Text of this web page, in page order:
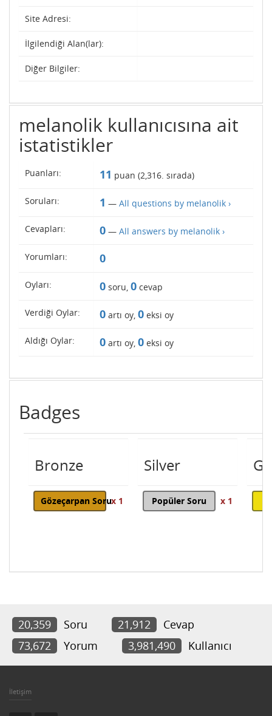
Site Adresi:
İlgilendiği Alan(lar):
Diğer Bilgiler:
melanolik kullanıcısına ait
istatistikler
Puanları: 11 puan (2,316. sırada)
Soruları: 1 — All questions by melanolik ›
Cevapları: 0 — All answers by melanolik ›
Yorumları: 0
Oyları: 0 soru, 0 cevap
Verdiği Oylar: 0 artı oy, 0 eksi oy
Aldığı Oylar: 0 artı oy, 0 eksi oy
Badges
Bronze
Gözeçarpan Sorux 1
Silver
Popüler Soru x 1
20,359 Soru 21,912
Cevap
73,672
Yorum 3,981,490 Kullanıcı
İletişim